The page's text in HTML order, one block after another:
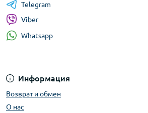
Информация
Возврат и обмен
О нас
Telegram
Viber
Whatsapp